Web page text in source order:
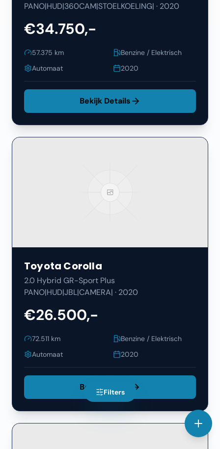
PANO|HUD|360CAM|STOELKOELING| · 2020
€34.750,-
57.375 km
Benzine / Elektrisch
Automaat
2020
Bekijk Details
Toyota Corolla
2.0 Hybrid GR-Sport Plus
PANO|HUD|JBL|CAMERA| · 2020
€26.500,-
72.511 km
Benzine / Elektrisch
Automaat
2020
Bekijk Details
Filters